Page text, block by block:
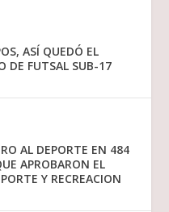
ASÍ QUEDÓ EL
DE FUTSAL SUB-17
AL DEPORTE EN 484
APROBARON EL
Y RECREACION